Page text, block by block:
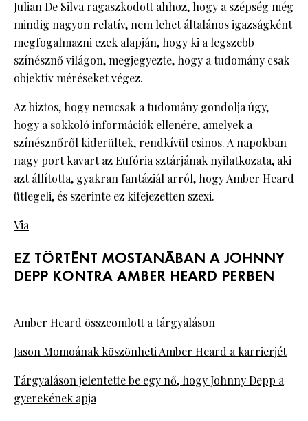
Julian De Silva ragaszkodott ahhoz, hogy a szépség még
mindig nagyon relatív, nem lehet általános igazságként
megfogalmazni ezek alapján, hogy ki a legszebb
színésznő világon, megjegyezte, hogy a tudomány csak
objektív méréseket végez.
Az biztos, hogy nemcsak a tudomány gondolja úgy,
hogy a sokkoló információk ellenére, amelyek a
színésznőről kiderültek, rendkívül csinos. A napokban
nagy port kavartaz Eufória sztárjának nyilatkozata, aki
azt állította, gyakran fantáziál arról, hogy Amber Heard
ütlegeli, és szerinte ez kifejezetten szexi.
Via
EZ TÖRTÉNT MOSTANÁBAN A JOHNNY
DEPP KONTRA AMBER HEARD PERBEN
Amber Heard összeomlott a tárgyaláson
Jason Momoának köszönheti Amber Heard a karrierjét
Tárgyaláson jelentette be egy nő, hogy Johnny Depp a
gyerekének apja